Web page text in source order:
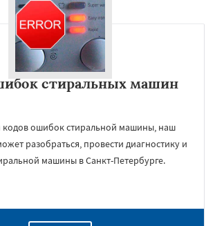
стиральных машин
кодов ошибок стиральной машины, наш
разобраться, провести диагностику и
машины в Санкт-Петербурге.